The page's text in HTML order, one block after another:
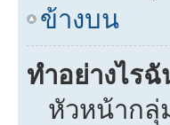
ข้างบน
ทำอย่างไร
หัวหน้ากลุ่